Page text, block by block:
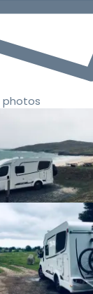
photos